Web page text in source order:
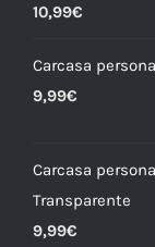
10,99€
Carcasa
9,99€
Carcasa
Transparente
9,99€